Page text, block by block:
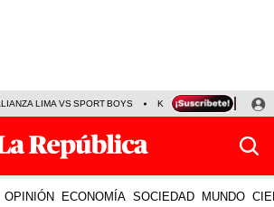
LIMA VS SPORT BOYS KENJI FUJIMORI
OPINIÓN ECONOMÍA SOCIEDAD MUNDO